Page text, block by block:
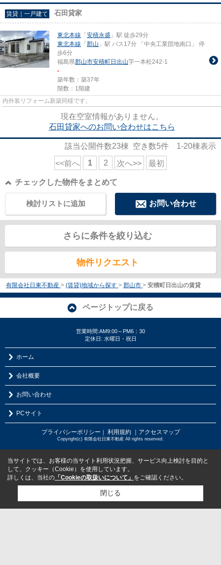
賃貸｜一戸建て 石田貸家
東北本線 「 安積永盛 」駅 徒歩29分
東北本線 「 郡山 」駅 バス17分 「中央工業団地南口」 停
歩6分
福島県郡山市安積町日出山字一本松242-1
-
築年数：築37年
階数：1階建
内外装リフォーム新築同様です。
現在空室情報がありません。
石田貸家へのお問い合わせはこちら
該当公開件数23棟 空き数5件 1-20棟表示
<<前へ 1 2 次へ>> 最初
チェックした物件をまとめて
お問い合わせ
検討リストに追加
さらに条件を絞り込む
物件リクエスト
有限会社日東不動産 > (賃貸)地域から探す > 郡山市 > 安積町日出山の賃貸
ページトップに戻る
営業時間:AM9:00～PM6：30
定休日: 水曜日・祝日
ホーム
会社概要
お問い合わせ
PCサイト
プライバシーポリシー ｜ 利用規約 ｜アクセスマップ
Copyright(c) 有限会社日東不動産 All rights reserved.
当サイトでは、お客様の当サイト利用状況把握、サービス向上検討を目的と
して、クッキー（Cookie）を使用しています。
詳しくは、当社の 「Cookieの取扱いについて」 をご確認ください。
閉じる